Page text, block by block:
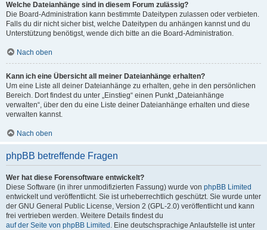
Welche Dateianhänge sind in diesem Forum zulässig?
Die Board-Administration kann bestimmte Dateitypen zulassen oder verbieten.
Falls du dir nicht sicher bist, welche Dateitypen du anhängen kannst und du
Unterstützung benötigst, wende dich bitte an die Board-Administration.
Nach oben
Kann ich eine Übersicht all meiner Dateianhänge erhalten?
Um eine Liste all deiner Dateianhänge zu erhalten, gehe in den persönlichen
Bereich. Dort findest du unter „Einstieg“ einen Punkt „Dateianhänge
verwalten“, über den du eine Liste deiner Dateianhänge erhalten und diese
verwalten kannst.
Nach oben
phpBB betreffende Fragen
Wer hat diese Forensoftware entwickelt?
Diese Software (in ihrer unmodifizierten Fassung) wurde von phpBB Limited
entwickelt und veröffentlicht. Sie ist urheberrechtlich geschützt. Sie wurde unter
der GNU General Public License, Version 2 (GPL-2.0) veröffentlicht und kann
frei vertrieben werden. Weitere Details findest du
auf der Seite von phpBB Limited . Eine deutschsprachige Anlaufstelle ist unter